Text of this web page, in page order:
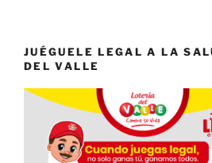
JUÉGUELE LEGAL A LA
DEL VALLE